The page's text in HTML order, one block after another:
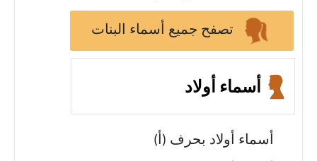
تصفح جميع أسماء البنات
أسماء أولاد
أسماء أولاد بحرف (أ)